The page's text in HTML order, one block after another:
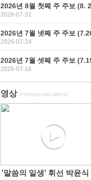
2026년 8월 첫째 주 주보 (8.
2026-07-31
2026년 7월 넷째 주 주보
2026-07-24
2026년 7월 셋째 주 주보
2026-07-16
영상 PYUNGKANG MOVIE
'말씀의 일생' 휘선 박윤식